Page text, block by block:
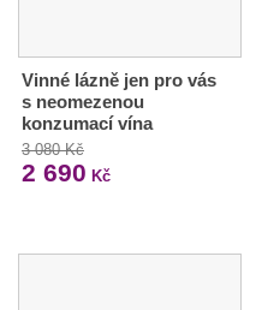
Vinné lázně jen pro vás
s neomezenou
konzumací vína
3 080 Kč
2 690 Kč